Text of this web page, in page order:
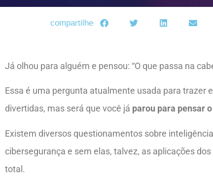
compartilhe
Já olhou para alguém e pensou: “O que passa na
Essa é uma pergunta atualmente usada para
divertidas, mas será que você já parou para pensar
Existem diversos questionamentos sobre
cibersegurança e sem elas, talvez, as aplicações
total.